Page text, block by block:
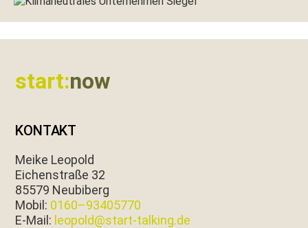
start:now
KONTAKT
Meike Leopold
Eichen­straße 32
85579 Neubiberg
Mobil: 0160–93405770
E‑Mail: leopold@start-talking.de